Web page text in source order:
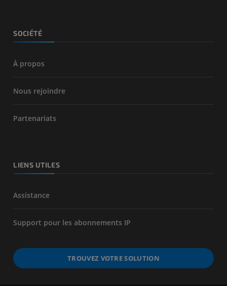
SOCIÉTÉ
À propos
Nous rejoindre
Partenariats
LIENS UTILES
Assistance
Support pour les abonnements IP
TROUVEZ VOTRE SOLUTION